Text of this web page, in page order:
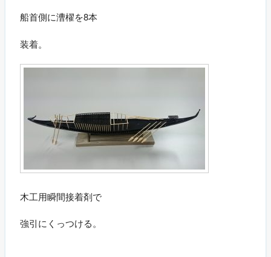
船首側に漕櫂を8本
装着。
木工用瞬間接着剤で
強引にくっつける。